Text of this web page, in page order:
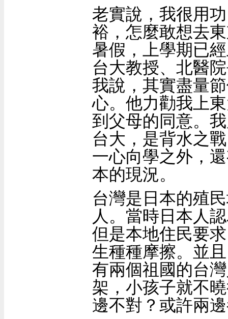
老實說，我很用
裕，怎麼敢想去
暑假，上學期已
台大教授、北醫
我說，其實盡量
心。他力勸我上
到父母的同意。
台大，是背水之
一心向學之外，
本的現況。
台灣是日本的殖
人。當時日本人
但是本地住民要
生種種摩擦。並
有兩個祖國的台
架，小孩子就不
邊不對？或許兩